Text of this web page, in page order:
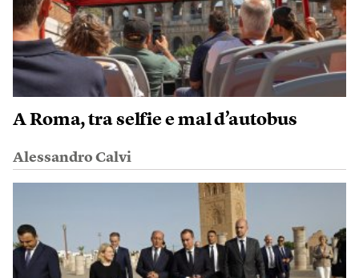
A Roma, tra selfie e mal d’autobus
Alessandro Calvi